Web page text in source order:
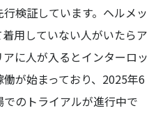
検証しています。ヘルメッ
用していない人がいたらア
に人が入るとインターロッ
が始まっており、2025年6
のトライアルが進行中で